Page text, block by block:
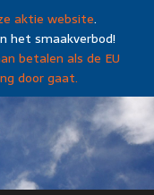
aktie website.
het smaakverbod!
betalen als de EU
door gaat.